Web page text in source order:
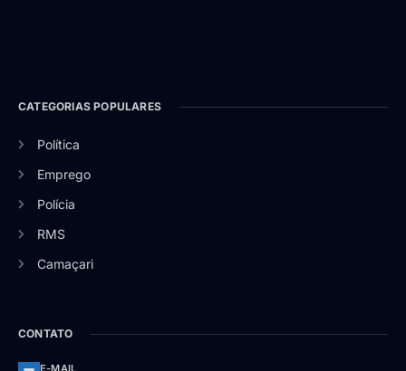
CATEGORIAS POPULARES
Política
Emprego
Polícia
RMS
Camaçari
CONTATO